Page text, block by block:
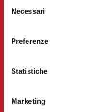
delNecessari
Preferenze
Statistiche
Marketing